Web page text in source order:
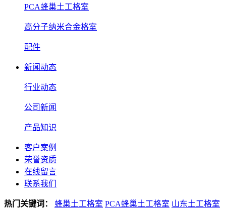
PCA蜂巢土工格室
高分子纳米合金格室
配件
新闻动态
行业动态
公司新闻
产品知识
客户案例
荣誉资质
在线留言
联系我们
热门关键词： 蜂巢土工格室 PCA蜂巢土工格室 山东土工格室